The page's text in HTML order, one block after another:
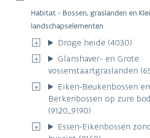
Habitat - Bossen, graslanden en
landschapselementen
Droge heide (4030)
Glanshaver- en Grote
vossenstaartgraslanden
Eiken-Beukenbossen
Berkenbossen op zure
(9120_9190)
Essen-Eikenbossen